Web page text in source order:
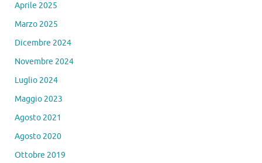
Aprile 2025
Marzo 2025
Dicembre 2024
Novembre 2024
Luglio 2024
Maggio 2023
Agosto 2021
Agosto 2020
Ottobre 2019